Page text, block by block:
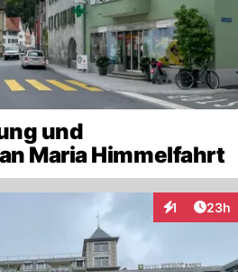
und
Maria Himmelfahrt
1
Interaktionen
23h